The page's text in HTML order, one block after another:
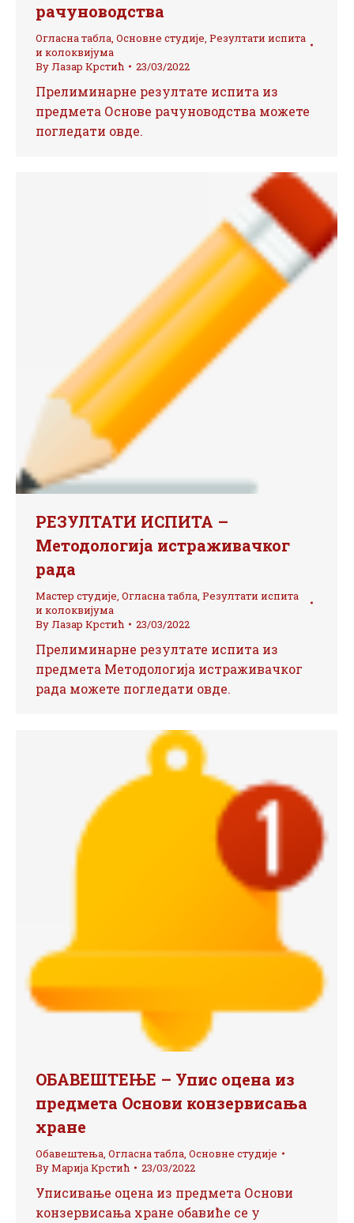
рачуноводства
Огласна табла, Основне студије, Резултати испита
и колоквијума
ByЛазар Крстић 23/03/2022
Прелиминарне резултате испита из
предмета Основе рачуноводства можете
погледати овде.
РЕЗУЛТАТИ ИСПИТА –
Методологија истраживачког
рада
Мастер студије, Огласна табла, Резултати испита
и колоквијума
ByЛазар Крстић 23/03/2022
Прелиминарне резултате испита из
предмета Методологија истраживачког
рада можете погледати овде.
ОБАВЕШТЕЊЕ – Упис оцена из
предмета Основи конзервисања
хране
Обавештења, Огласна табла, Основне студије
ByМарија Крстић 23/03/2022
Уписивање оцена из предмета Основи
конзервисања хране обавиће се у